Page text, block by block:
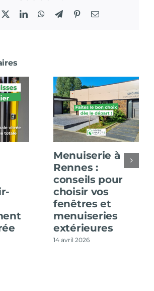
LinkedInWhatsApp
TelegramPinterestEmail
Menuiserie à
Rennes :
conseils pour
choisir vos
fenêtres et
menuiseries
extérieures
14 avril 2026